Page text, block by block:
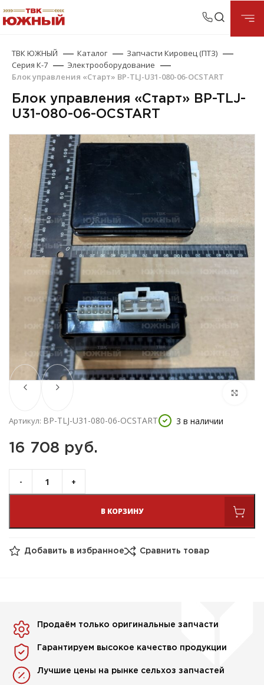
ТВК ЮЖНЫЙ Каталог
Запчасти Кировец (ПТЗ)
Серия К-7
Электрооборудование
Блок управления «Старт» BP-TLJ-U31-080-06-OCSTART
Блок управления «Старт» BP-TLJ-
U31-080-06-OCSTART
Артикул: BP-TLJ-U31-080-06-OCSTART 3 в наличии
16 708 руб.
В КОРЗИНУ
Добавить в избранное Сравнить товар
Продаём только оригинальные запчасти
Гарантируем высокое качество продукции
Лучшие цены на рынке сельхоз запчастей